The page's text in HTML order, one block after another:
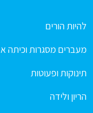
להיות הורים
מעברים מסגרות וכיתה א
תינוקות ופעוטות
הריון ולידה